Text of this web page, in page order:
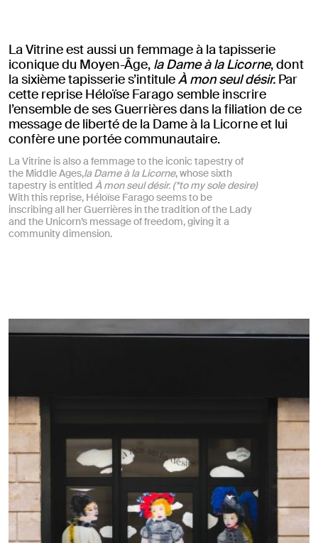
La Vitrine est aussi un femmage à la tapisserie
iconique du Moyen-Âge, la Dame à la Licorne, dont
la sixième tapisserie s’intituleÀ mon seul désir. Par
cette reprise Héloïse Farago semble inscrire
l’ensemble de ses Guerrières dans la filiation de ce
message de liberté de la Dame à la Licorne et lui
confère une portée communautaire.
La Vitrine is also a femmage to the iconic tapestry of
the Middle Ages,la Dame à la Licorne, whose sixth
tapestry is entitled À mon seul désir. (*to my sole desire)
With this reprise, Héloïse Farago seems to be
inscribing all her Guerrières in the tradition of the Lady
and the Unicorn’s message of freedom, giving it a
community dimension.